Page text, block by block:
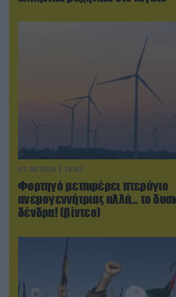
07.08.2026 | 16:02
Φορτηγό μεταφέρει πτερύγιο
ανεμογεννήτριας αλλά… το
δένδρα! (βίντεο)